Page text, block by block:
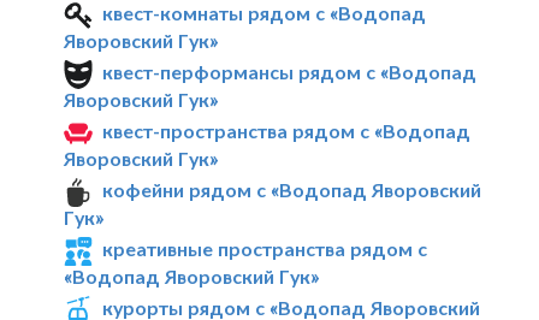
квест-комнаты рядом с «Водопад
Яворовский Гук»
квест-перформансы рядом с «Водопад
Яворовский Гук»
квест-пространства рядом с «Водопад
Яворовский Гук»
кофейни рядом с «Водопад Яворовский
Гук»
креативные пространства рядом с
«Водопад Яворовский Гук»
курорты рядом с «Водопад Яворовский